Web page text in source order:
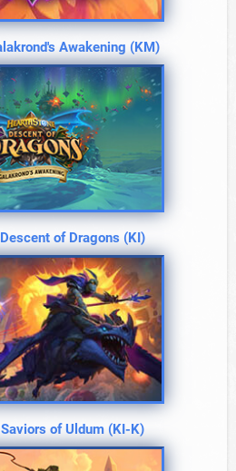
Awakening (KM)
of Dragons (KI)
of Uldum (KI-K)